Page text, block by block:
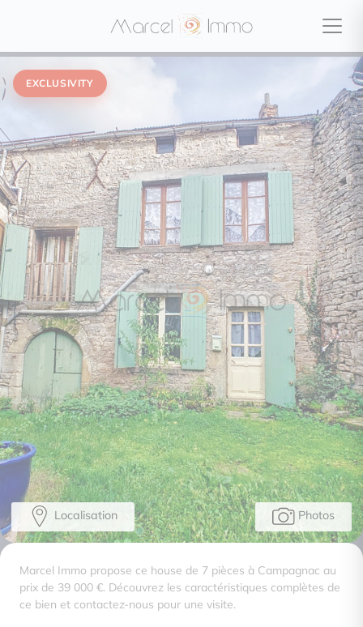
EXCLUSIVITY
Photos
Localisation
Marcel Immo propose ce house de 7 pièces à Campagnac au
prix de 39 000 €. Découvrez les caractéristiques complètes de
ce bien et contactez-nous pour une visite.